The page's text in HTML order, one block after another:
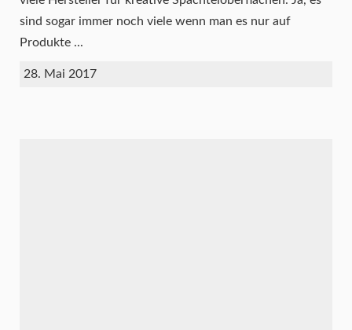
sind sogar immer noch viele wenn man es nur auf
Produkte ...
28. Mai 2017